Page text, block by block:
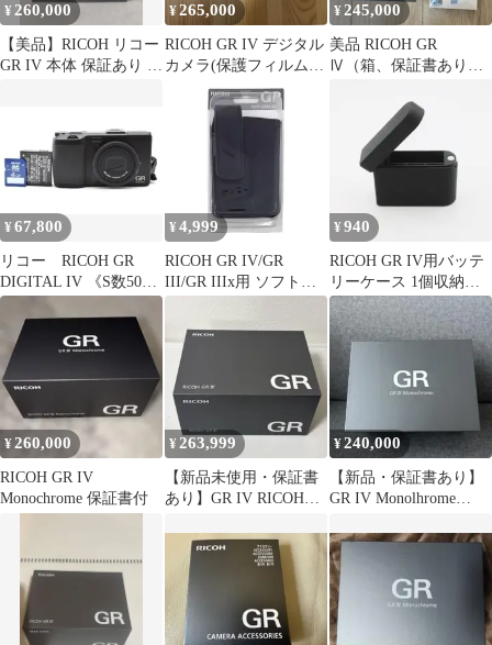
¥ 260,000
【美品】RICOH リコー
GR IV 本体 保証あり ケ
¥265,000
RICOH GR IV デジタル
カメラ(保護フィルム付
¥245,000
美品 RICOH GR
Ⅳ（箱、保証書あり、
¥67,800
リコー RICOH GR
DIGITAL IV 《S数504
回》 ＃A909
¥ 4,999
RICOH GR IV/GR
III/GR IIIx用 ソフトケ
¥940
RICOH GR IV用バッテ
リーケース 1個収納
DB-120
¥260,000
RICOH GR IV
Monochrome 保証書付
¥263,999
【新品未使用・保証書
あり】GR IV RICOH
¥240,000
【新品・保証書あり】
GR IV Monolhrome